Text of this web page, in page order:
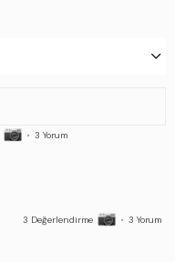
• 3 Yorum
3 Değerlendirme • 3 Yorum